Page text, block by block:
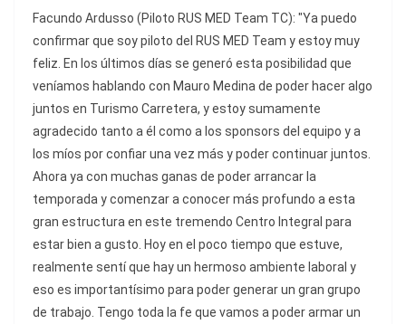
Facundo Ardusso (Piloto RUS MED Team TC): "Ya puedo
confirmar que soy piloto del RUS MED Team y estoy muy
feliz. En los últimos días se generó esta posibilidad que
veníamos hablando con Mauro Medina de poder hacer algo
juntos en Turismo Carretera, y estoy sumamente
agradecido tanto a él como a los sponsors del equipo y a
los míos por confiar una vez más y poder continuar juntos.
Ahora ya con muchas ganas de poder arrancar la
temporada y comenzar a conocer más profundo a esta
gran estructura en este tremendo Centro Integral para
estar bien a gusto. Hoy en el poco tiempo que estuve,
realmente sentí que hay un hermoso ambiente laboral y
eso es importantísimo para poder generar un gran grupo
de trabajo. Tengo toda la fe que vamos a poder armar un